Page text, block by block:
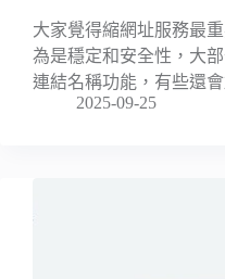
大家覺得縮網址服務最
為是穩定和安全性，大
連結名稱功能，有些還
2025-09-25